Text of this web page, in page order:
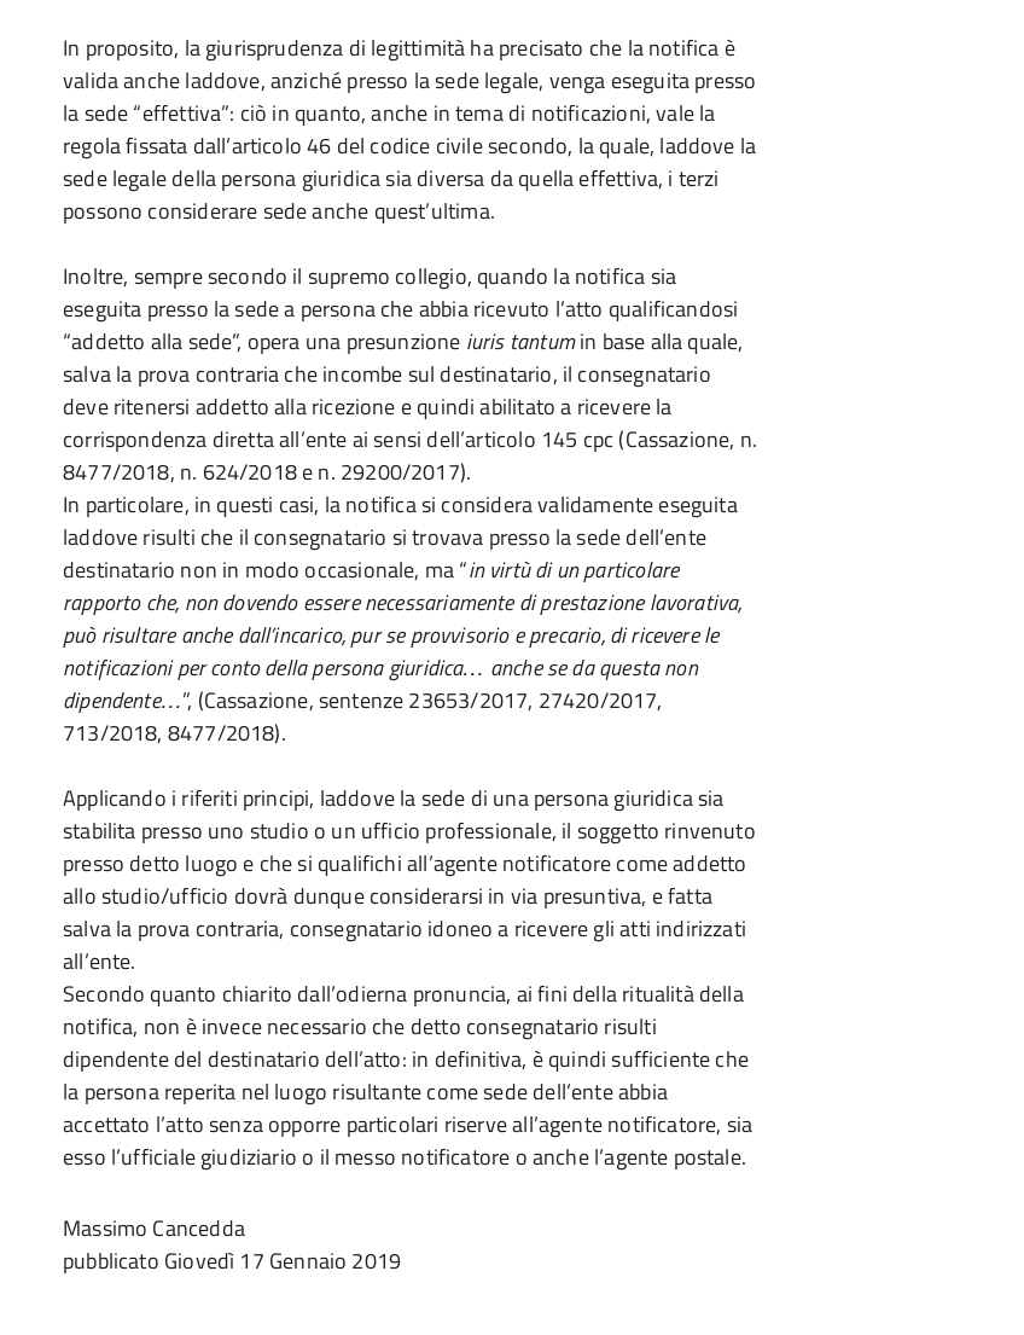
In proposito, la giurisprudenza di legittimità ha precisato che la notifica è
valida anche laddove, anziché presso la sede legale, venga eseguita presso
la sede “effettiva”: ciò in quanto, anche in tema di notificazioni, vale la
regola fissata dall’articolo 46 del codice civile secondo, la quale, laddove la
sede legale della persona giuridica sia diversa da quella effettiva, i terzi
possono considerare sede anche quest’ultima.
Inoltre, sempre secondo il supremo collegio, quando la notifica sia
eseguita presso la sede a persona che abbia ricevuto l’atto qualificandosi
“addetto alla sede”, opera una presunzione iuris tantumin base alla quale,
salva la prova contraria che incombe sul destinatario, il consegnatario
deve ritenersi addetto alla ricezione e quindi abilitato a ricevere la
corrispondenza diretta all’ente ai sensi dell’articolo 145 cpc (Cassazione, n.
8477/2018, n. 624/2018 e n. 29200/2017).
In particolare, in questi casi, la notifica si considera validamente eseguita
laddove risulti che il consegnatario si trovava presso la sede dell’ente
destinatario non in modo occasionale, ma “in virtù di un particolare
rapporto che, non dovendo essere necessariamente di prestazione lavorativa,
può risultare anche dall’incarico, pur se provvisorio e precario, di ricevere le
notificazioni per conto della persona giuridica… anche se da questa non
dipendente…”, (Cassazione, sentenze 23653/2017, 27420/2017,
713/2018, 8477/2018).
Applicando i riferiti principi, laddove la sede di una persona giuridica sia
stabilita presso uno studio o un ufficio professionale, il soggetto rinvenuto
presso detto luogo e che si qualifichi all’agente notificatore come addetto
allo studio/ufficio dovrà dunque considerarsi in via presuntiva, e fatta
salva la prova contraria, consegnatario idoneo a ricevere gli atti indirizzati
all’ente.
Secondo quanto chiarito dall’odierna pronuncia, ai fini della ritualità della
notifica, non è invece necessario che detto consegnatario risulti
dipendente del destinatario dell’atto: in definitiva, è quindi sufficiente che
la persona reperita nel luogo risultante come sede dell’ente abbia
accettato l’atto senza opporre particolari riserve all’agente notificatore, sia
esso l’ufficiale giudiziario o il messo notificatore o anche l’agente postale.
Massimo Cancedda
pubblicato Giovedì 17 Gennaio 2019